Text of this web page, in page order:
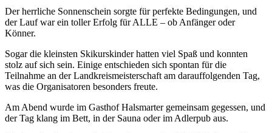
Der herrliche Sonnenschein sorgte für perfekte Bedingungen, und
der Lauf war ein toller Erfolg für ALLE – ob Anfänger oder
Könner.
Sogar die kleinsten Skikurskinder hatten viel Spaß und konnten
stolz auf sich sein. Einige entschieden sich spontan für die
Teilnahme an der Landkreismeisterschaft am darauffolgenden Tag,
was die Organisatoren besonders freute.
Am Abend wurde im Gasthof Halsmarter gemeinsam gegessen, und
der Tag klang im Bett, in der Sauna oder im Adlerpub aus.